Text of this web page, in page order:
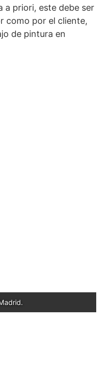
a priori, este debe ser
como por el cliente,
de pintura en